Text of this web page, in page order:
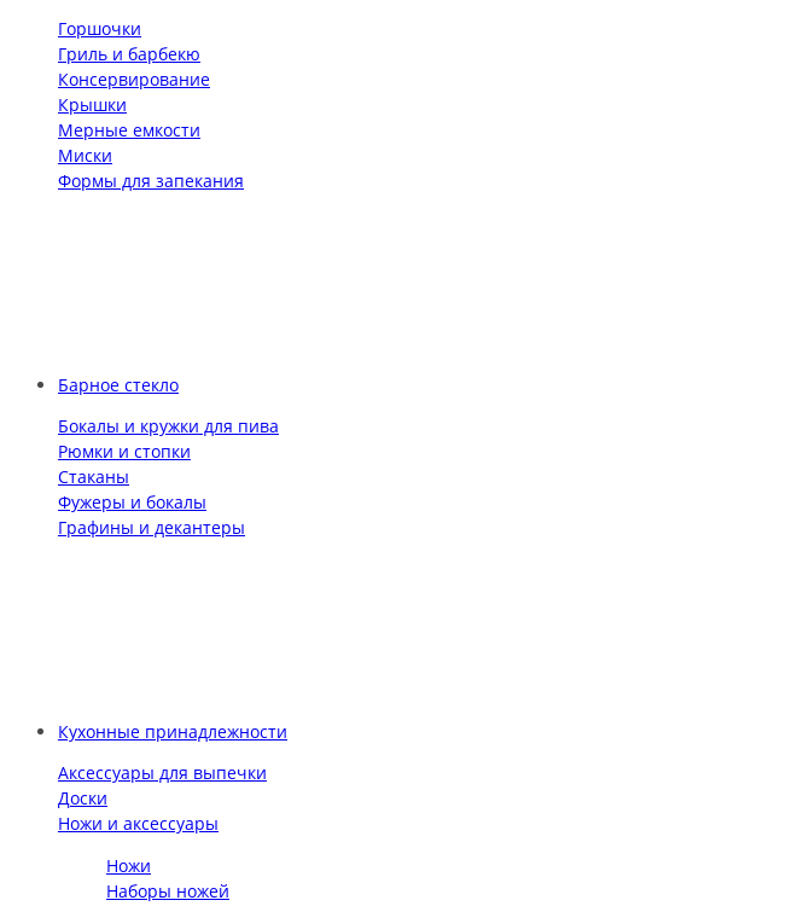
Горшочки
Гриль и барбекю
Консервирование
Крышки
Мерные емкости
Миски
Формы для запекания
Барное стекло
Бокалы и кружки для пива
Рюмки и стопки
Стаканы
Фужеры и бокалы
Графины и декантеры
Кухонные принадлежности
Аксессуары для выпечки
Доски
Ножи и аксессуары
Ножи
Наборы ножей